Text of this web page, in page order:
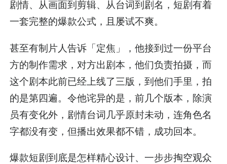
剧情、从画面到剪辑、从台词到剧名，短剧有着
一套完整的爆款公式，且屡试不爽。
甚至有制片人告诉「定焦」，他接到过一份平台
方的制作需求，对方出剧本，他们负责拍摄，而
这个剧本此前已经上线了三版，到他们手里，拍
的是第四遍。令他诧异的是，前几个版本，除演
员有变化外，剧情台词几乎原封未动，连角色名
字都没有变，但播出效果都不错，成功回本。
爆款短剧到底是怎样精心设计、一步步掏空观众